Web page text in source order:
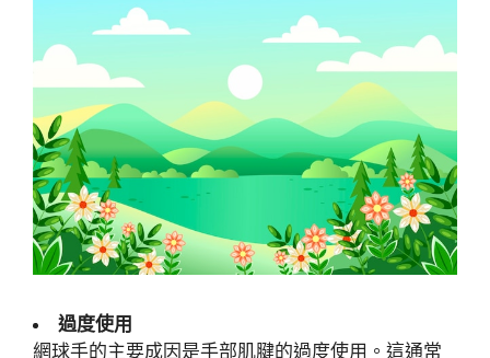
過度使用
網球手的主要成因是手部肌腱的過度使用。這通常